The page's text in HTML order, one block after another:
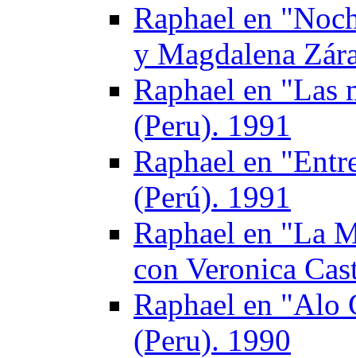
Raphael en
y Magdalena
Raphael en "Las
(Peru). 1991
Raphael en
(Perú). 1991
Raphael en "La
con Veronica
Raphael en "Alo
(Peru). 1990